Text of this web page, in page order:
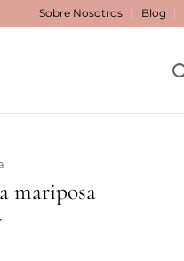
Sobre Nosotros Blog
mariposa